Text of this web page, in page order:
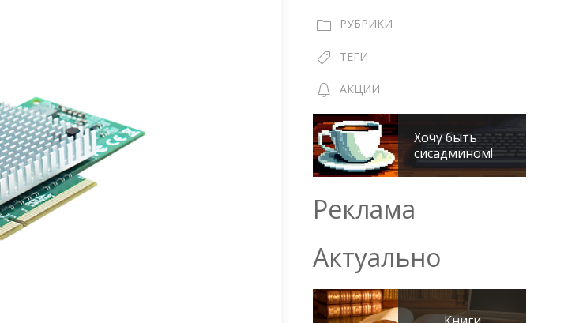
РУБРИКИ
ТЕГИ
АКЦИИ
Хочу быть
сисадмином!
Реклама
Актуально